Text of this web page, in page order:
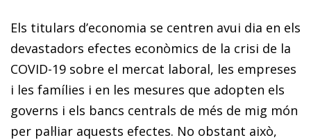
Els titulars d’economia se centren avui dia en els
devastadors efectes econòmics de la crisi de la
COVID-19 sobre el mercat laboral, les empreses
i les famílies i en les mesures que adopten els
governs i els bancs centrals de més de mig món
per pal·liar aquests efectes. No obstant això,